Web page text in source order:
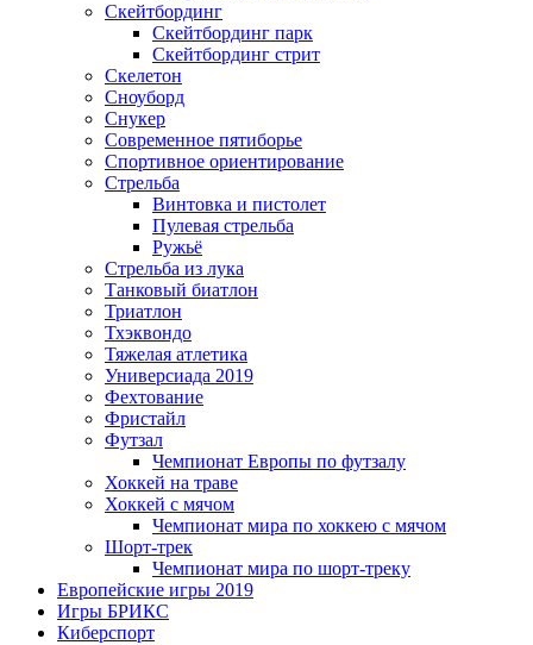
Скейтбординг
Скейтбординг парк
Скейтбординг стрит
Скелетон
Сноуборд
Снукер
Современное пятиборье
Спортивное ориентирование
Стрельба
Винтовка и пистолет
Пулевая стрельба
Ружьё
Стрельба из лука
Танковый биатлон
Триатлон
Тхэквондо
Тяжелая атлетика
Универсиада 2019
Фехтование
Фристайл
Футзал
Чемпионат Европы по футзалу
Хоккей на траве
Хоккей с мячом
Чемпионат мира по хоккею с мячом
Шорт-трек
Чемпионат мира по шорт-треку
Европейские игры 2019
Игры БРИКС
Киберспорт